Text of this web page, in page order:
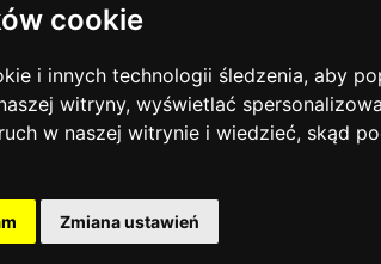
cookie
i innych technologii śledzenia, aby
witryny, wyświetlać
w naszej witrynie i wiedzieć, skąd
Zmiana ustawień
ul. Stefana Batorego 17
31-135 Kraków
tel:
12 633 50 81
Godziny otwarcia:
Poniedziałek - Piątek: